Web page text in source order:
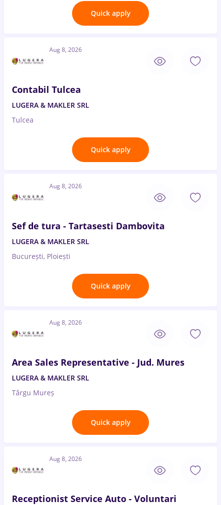
Quick apply
Aug 8, 2026
Contabil Tulcea
LUGERA & MAKLER SRL
Tulcea
Quick apply
Aug 8, 2026
Sef de tura - Tartasesti Dambovita
LUGERA & MAKLER SRL
București, Ploiești
Quick apply
Aug 8, 2026
Area Sales Representative - Jud. Mures
LUGERA & MAKLER SRL
Târgu Mureș
Quick apply
Aug 8, 2026
Receptionist Service Auto - Voluntari